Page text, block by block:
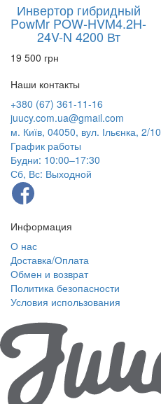
Инвертор гибридный
PowMr POW-HVM4.2H-
24V-N 4200 Вт
19 500 грн
Наши контакты
+380 (67) 361-11-16
juucy.com.ua@gmail.com
м. Київ, 04050, вул. Ільєнка, 2/10
График работы
Будни: 10:00–17:30
Сб, Вс: Выходной
Информация
О нас
Доставка/Оплата
Обмен и возврат
Политика безопасности
Условия использования